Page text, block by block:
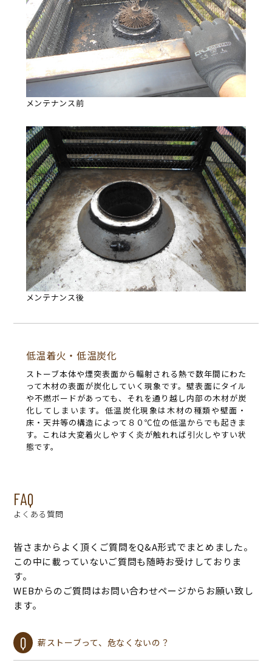
メンテナンス前
メンテナンス後
低温着火・低温炭化
ストーブ本体や煙突表面から輻射される熱で数年間にわた
って木材の表面が炭化していく現象です。壁表面にタイル
や不燃ボードがあっても、それを通り越し内部の木材が炭
化してしまいます。低温炭化現象は木材の種類や壁面・
床・天井等の構造によって８０℃位の低温からでも起きま
す。これは大変着火しやすく炎が触れれば引火しやすい状
態です。
FAQ
よくある質問
皆さまからよく頂くご質問をQ&A形式でまとめました。
この中に載っていないご質問も随時お受けしておりま
す。
WEBからのご質問はお問い合わせページからお願い致し
ます。
Q 薪ストーブって、危なくないの？